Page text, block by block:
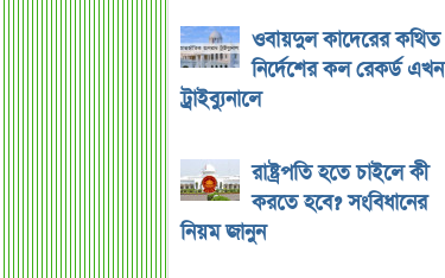
ওবায়দুল কাদেরের কথিত
নির্দেশের কল রেকর্ড এখন
ট্রাইব্যুনালে
রাষ্ট্রপতি হতে চাইলে কী
করতে হবে? সংবিধানের
নিয়ম জানুন